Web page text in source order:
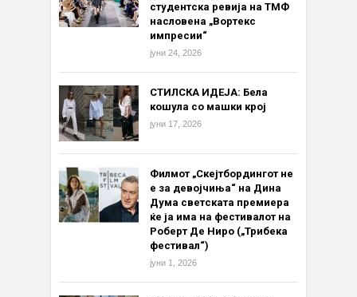
студентска ревија на ТМФ
насловена „Вортекс
импресии“
јуни 24, 2026
СТИЛСКА ИДЕЈА: Бела
кошула со машки крој
јуни 17, 2026
Филмот „Скејтбордингот не
е за девојчиња“ на Дина
Дума светската премиера
ќе ја има на фестивалот на
Роберт Де Ниро („Трибека
фестивал“)
јуни 1, 2026